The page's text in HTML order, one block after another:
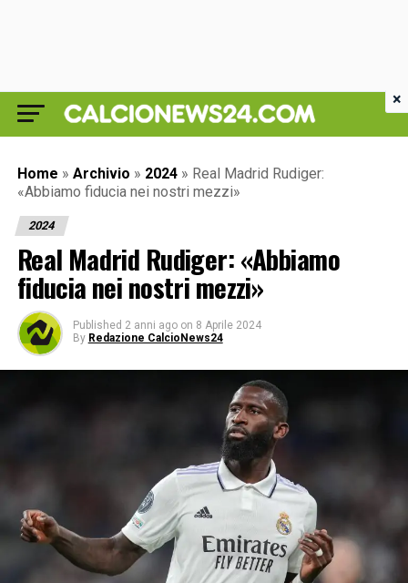
Home » Archivio » 2024 » Real Madrid Rudiger:
«Abbiamo fiducia nei nostri mezzi»
2024
Real Madrid Rudiger: «Abbiamo
fiducia nei nostri mezzi»
Published 2 anni ago on 8 Aprile 2024
By Redazione CalcioNews24
×